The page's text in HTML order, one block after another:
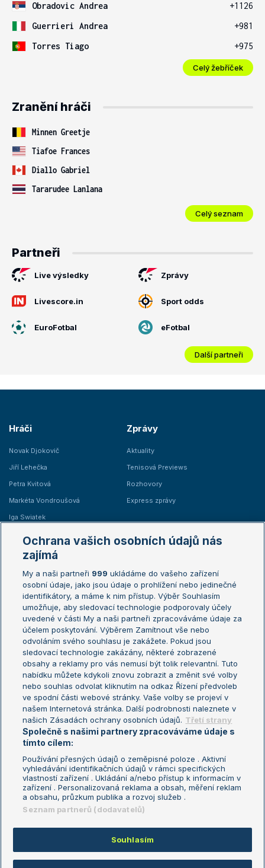
Obradovic Andrea
+1126
Guerrieri Andrea
+981
Torres Tiago
+975
Celý žebříček
Zranění hráči
Minnen Greetje
Tiafoe Frances
Diallo Gabriel
Tararudee Lanlana
Celý seznam
Partneři
Live výsledky Zprávy
Livescore.in Sport odds
EuroFotbal eFotbal
Další partneři
Hráči
Novak Djokovič
Jiří Lehečka
Petra Kvitová
Markéta Vondroušová
Iga Swiatek
Zprávy
Aktuality
Tenisová Previews
Rozhovory
Express zprávy
Žebříčky
Žebříček ATP (muži)
Žebříček WTA (ženy)
Sázkařský žebříček
Australian Open
French Open
Wimbledon
US Open
Turnaj mistrů
Turnaj mistryň
Aktualní trendy
Fotbalové přestupy
Livesport Daily
LS Prague Open
Podmínky užití
Nastavení soukromí
GDPR a žurnalistika
Reklama
Kontakt
Informace o zpracování osobních
údajů
Copyright © 2008-2026 TenisPortal.cz. Využíváme zpravodajství ČTK.
Ochrana vašich osobních údajů nás
zajímá
My a naši partneři 999 ukládáme do vašeho zařízení
osobní údaje, jako jsou údaje o prohlížení nebo jedinečné
identifikátory, a máme k nim přístup. Výběr Souhlasím
umožňuje, aby sledovací technologie podporovaly účely
uvedené v části My a naši partneři zpracováváme údaje za
účelem poskytování. Výběrem Zamítnout vše nebo
odvoláním svého souhlasu je zakážete. Pokud jsou
sledovací technologie zakázány, některé zobrazené
obsahy a reklamy pro vás nemusí být tolik relevantní. Tuto
nabídku můžete kdykoli znovu zobrazit a změnit své volby
nebo souhlas odvolat kliknutím na odkaz Řízení předvoleb
ve spodní části webové stránky. Vaše volby se projeví v
našem Internetová stránka. Další podrobnosti naleznete v
našich Zásadách ochrany osobních údajů. Třetí strany
Společně s našimi partnery zpracováváme údaje s
tímto cílem:
Používání přesných údajů o zeměpisné poloze . Aktivní
vyhledávání identifikačních údajů v rámci specifických
vlastností zařízení . Ukládání a/nebo přístup k informacím v
zařízení . Personalizovaná reklama a obsah, měření reklam
a obsahu, průzkum publika a rozvoj služeb .
Seznam partnerů (dodavatelů)
Souhlasím